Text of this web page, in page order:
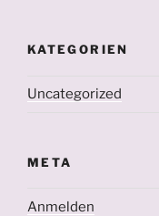
KATEGORIEN
Uncategorized
META
Anmelden